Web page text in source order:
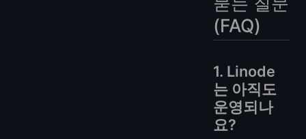
(FAQ)
1. Linode
는 아직도
운영되나
요?